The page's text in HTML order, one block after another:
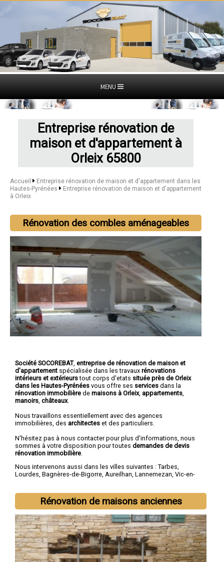
MENU
Entreprise rénovation de
maison et d'appartement à
Orleix 65800
Accueil
Entreprise rénovation de maison et d'appartement dans les
Hautes-Pyrénées
Entreprise rénovation de maison et d'appartement
à Orleix
Rénovation des combles aménageables
Société SOCOREBAT, entreprise de rénovation de maison et
d'appartement spécialisée dans les travaux rénovations
intérieurs et extérieurstout corps d'etats située près de Orleix
dans les Hautes-Pyrénées vous offre ses services dans la
rénovation immobilière de maisons à Orleix, appartements
manoirs châteaux.
Nous travaillons essentiellement avec des agences
immobilières, des architectes et des particuliers.
N'hésitez pas à nous contacter pour plus d'informations, nous
sommes à votre disposition pour toutes demandes de devis
rénovation immobilière
Nous intervenons aussi dans les villes suivantes : Tarbes,
Lourdes, Bagnères-de-Bigorre, Aureilhan, Lannemezan, Vic-en-
Rénovation de maisons anciennes